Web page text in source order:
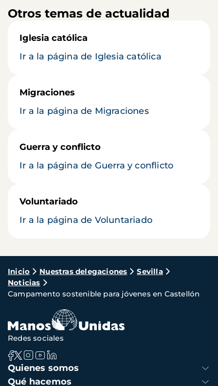
Otros temas de actualidad
Iglesia católica
Ir a la página de Iglesia católica
Migraciones
Ir a la página de Migraciones
Guerra y conflicto
Ir a la página de Guerra y conflicto
Voluntariado
Ir a la página de Voluntariado
Ruta
de
navegación
Inicio Nuestras delegaciones
Sevilla
Noticias
Campamento sostenible para jóvenes en Castellón
Navegación
principal
Quienes somos
Qué hacemos
Redes sociales